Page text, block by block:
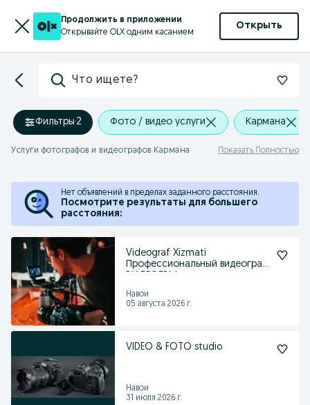
Продолжить в приложении
Открывайте OLX одним касанием
Открыть
Что ищете?
Фильтры·2 Фото / видео услуги Кармана
Услуги фотографов и видеографов Кармана Показать Полностью
Нет объявлений в пределах заданного расстояния.
Посмотрите результаты для большего
расстояния:
Videograf Xizmati
Профессиональный видеограф
Навои
05 августа 2026 г.
VIDEO & FOTO studio
Навои
31 июля 2026 г.